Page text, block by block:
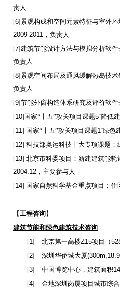
责人
[6]景观构成和空间元素特征与室外
2009-2011 ，负责人
[7]建筑节能设计方法与模拟分析软件
负责人
[8]景观空间布局及通风缓解热岛技术
负责人
[9]节能外窗构造体系研究及评价软件
[10] 国家“十五”攻关项目课题5“降低
[11] 国家“十五”攻关项目课题1“绿色
[12] 科技部奥运科技十大专项课题：
[13] 北京市科委项目：新建建筑能
2004.12 ，主要参与人
[14] 国家自然科学基金重点项目：
【工程咨询】
建筑节能和绿色建筑技术咨询
[1]
北京第一高楼Z15项目（
[2]
深圳华侨城大厦(300m,18.9
[3]
中国博览中心，建筑面积
[4]
金地深圳岗厦项目城市综